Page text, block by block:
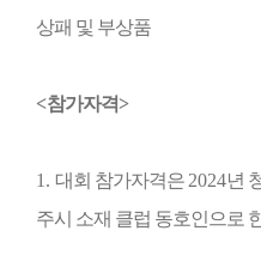
상패 및 부상품
<참가자격>
1. 대회 참가자격은 2024년
주시 소재 클럽 동호인으로